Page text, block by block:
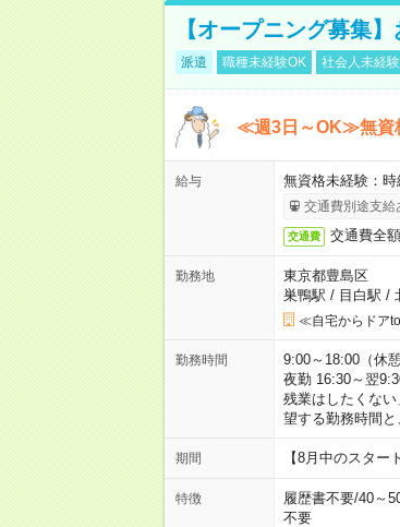
【オープニング募集
派遣 職種未経験OK 社会人未経
≪週3日～OK≫無資
給与 無資格未経験：
交通費別途支給
交通費 交通費全
勤務地
東京都豊島区
巣鴨駅 / 目白駅 /
≪自宅からドア
勤務時間
9:00～18:00（休
夜勤 16:30～翌
残業はしたくな
望する勤務時間
期間 【8月中のスタ
特徴 履歴書不要/40～
不要